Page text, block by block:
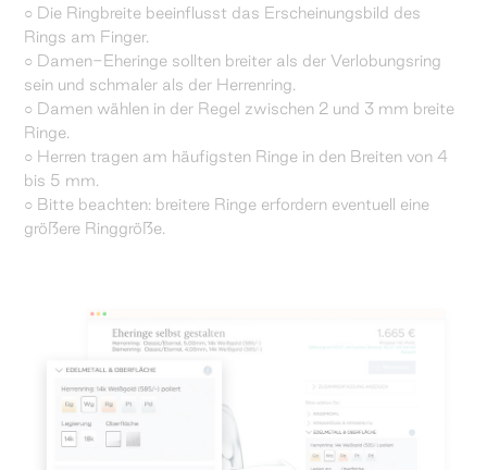
○ Die Ringbreite beeinflusst das Erscheinungsbild des
Rings am Finger.
○ Damen-Eheringe sollten breiter als der Verlobungsring
sein und schmaler als der Herrenring.
○ Damen wählen in der Regel zwischen 2 und 3 mm breite
Ringe.
○ Herren tragen am häufigsten Ringe in den Breiten von 4
bis 5 mm.
○ Bitte beachten: breitere Ringe erfordern eventuell eine
größere Ringgröße.